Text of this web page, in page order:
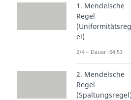
Grundlagen
Für die Analyse
Stammbaums
wichtige
1. Mendelsche
Regel
(Uniformitätsreg
el)
2/4 – Dauer: 04:53
2. Mendelsche
Regel
(Spaltungsregel)